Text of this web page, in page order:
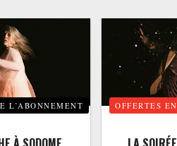
L’ABONNEMENT OFFERTES